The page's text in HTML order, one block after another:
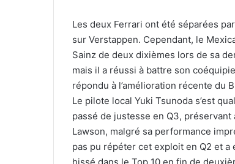
Les deux Ferrari ont été séparées
sur Verstappen. Cependant, le
Sainz de deux dixièmes lors de sa
mais il a réussi à battre son
répondu à l’amélioration récente du
Le pilote local Yuki Tsunoda s’est
passé de justesse en Q3,
Lawson, malgré sa performance
pas pu répéter cet exploit en Q2 et